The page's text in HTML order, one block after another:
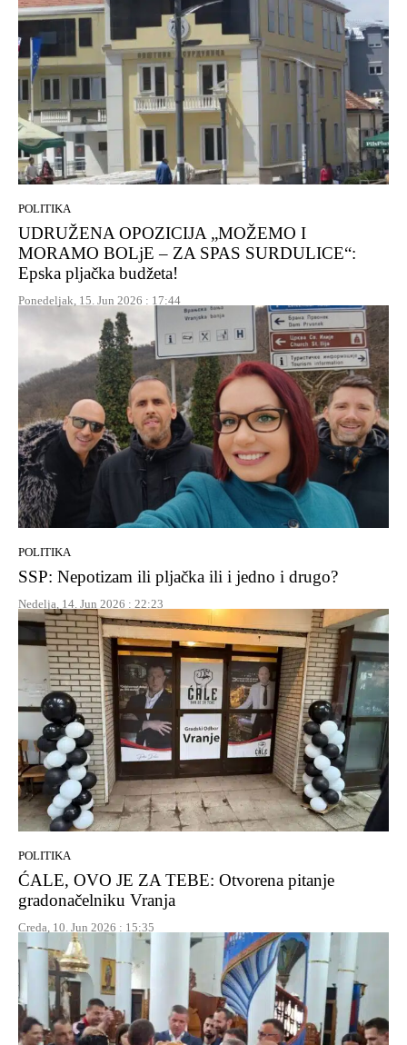
POLITIKA
UDRUŽENA OPOZICIJA „MOŽEMO I
MORAMO BOLjE – ZA SPAS SURDULICE“:
Epska pljačka budžeta!
Ponedeljak, 15. Jun 2026 : 17:44
POLITIKA
SSP: Nepotizam ili pljačka ili i jedno i drugo?
Nedelja, 14. Jun 2026 : 22:23
POLITIKA
ĆALE, OVO JE ZA TEBE: Otvorena pitanje
gradonačelniku Vranja
Creda, 10. Jun 2026 : 15:35